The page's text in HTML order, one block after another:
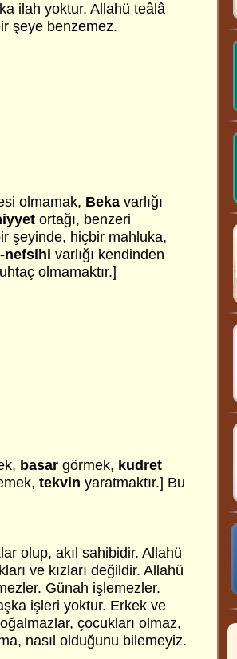
ilah yoktur. Allahü teâlâ
şeye benzemez.
olmamak, Beka varlığı
ortağı, benzeri
şeyinde, hiçbir mahluka,
nefsihi varlığı kendinden
olmamaktır.]
basar görmek, kudret
tekvin yaratmaktır.] Bu
olup, akıl sahibidir. Allahü
ve kızları değildir. Allahü
Günah işlemezler.
işleri yoktur. Erkek ve
çocukları olmaz,
nasıl olduğunu bilemeyiz.